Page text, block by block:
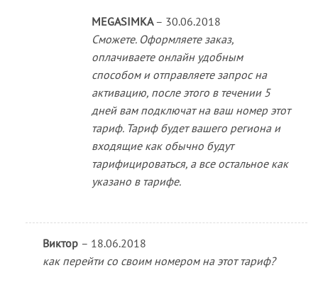
MEGASIMKA – 30.06.2018
Сможете. Оформляете заказ,
оплачиваете онлайн удобным
способом и отправляете запрос на
активацию, после этого в течении 5
дней вам подключат на ваш номер этот
тариф. Тариф будет вашего региона и
входящие как обычно будут
тарифицироваться, а все остальное как
указано в тарифе.
Виктор – 18.06.2018
как перейти со своим номером на этот тариф?